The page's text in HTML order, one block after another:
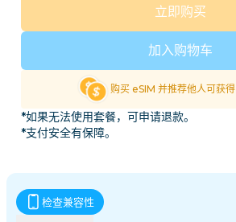
加入购物车
立即购买
购买 eSIM 并推荐他人可获得
*如果无法使用套餐，可申请退款。
*支付安全有保障。
检查兼容性